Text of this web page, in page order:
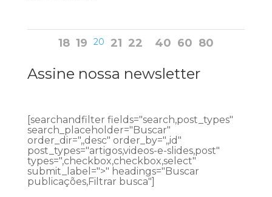
18 19 20 21 22 40 60 80
Assine nossa newsletter
[searchandfilter fields="search,post_types"
search_placeholder="Buscar"
order_dir=",,desc" order_by=",,id"
post_types="artigos,videos-e-slides,post"
types=",checkbox,checkbox,select"
submit_label=">" headings="Buscar
publicações,Filtrar busca"]